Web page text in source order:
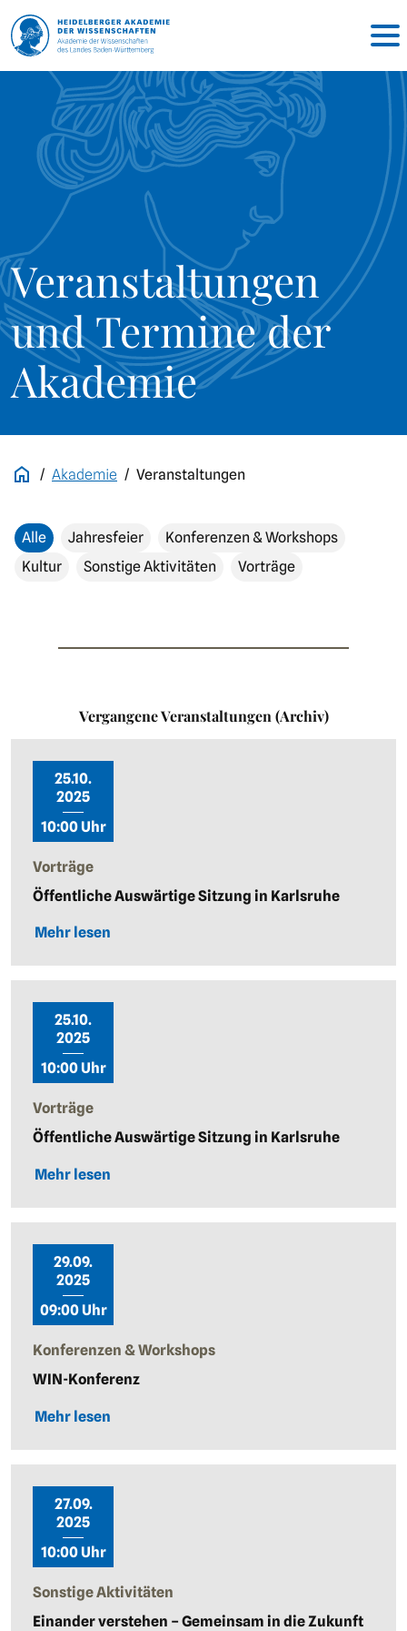
Veranstaltungen
und Termine der
Akademie
Akademie Veranstaltungen
Alle Jahresfeier
Konferenzen & Workshops
Kultur
Sonstige Aktivitäten Vorträge
Vergangene Veranstaltungen (Archiv)
25.10.
2025
10:00 Uhr
Vorträge
Öffentliche Auswärtige Sitzung in Karlsruhe
Mehr lesen
25.10.
2025
10:00 Uhr
Vorträge
Öffentliche Auswärtige Sitzung in Karlsruhe
Mehr lesen
29.09.
2025
09:00 Uhr
Konferenzen & Workshops
WIN-Konferenz
Mehr lesen
27.09.
2025
10:00 Uhr
Sonstige Aktivitäten
Einander verstehen – Gemeinsam in die Zukunft